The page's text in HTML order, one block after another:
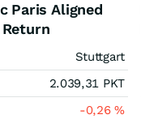
Paris Aligned
Stuttgart
2.039,31 PKT
-0,26%